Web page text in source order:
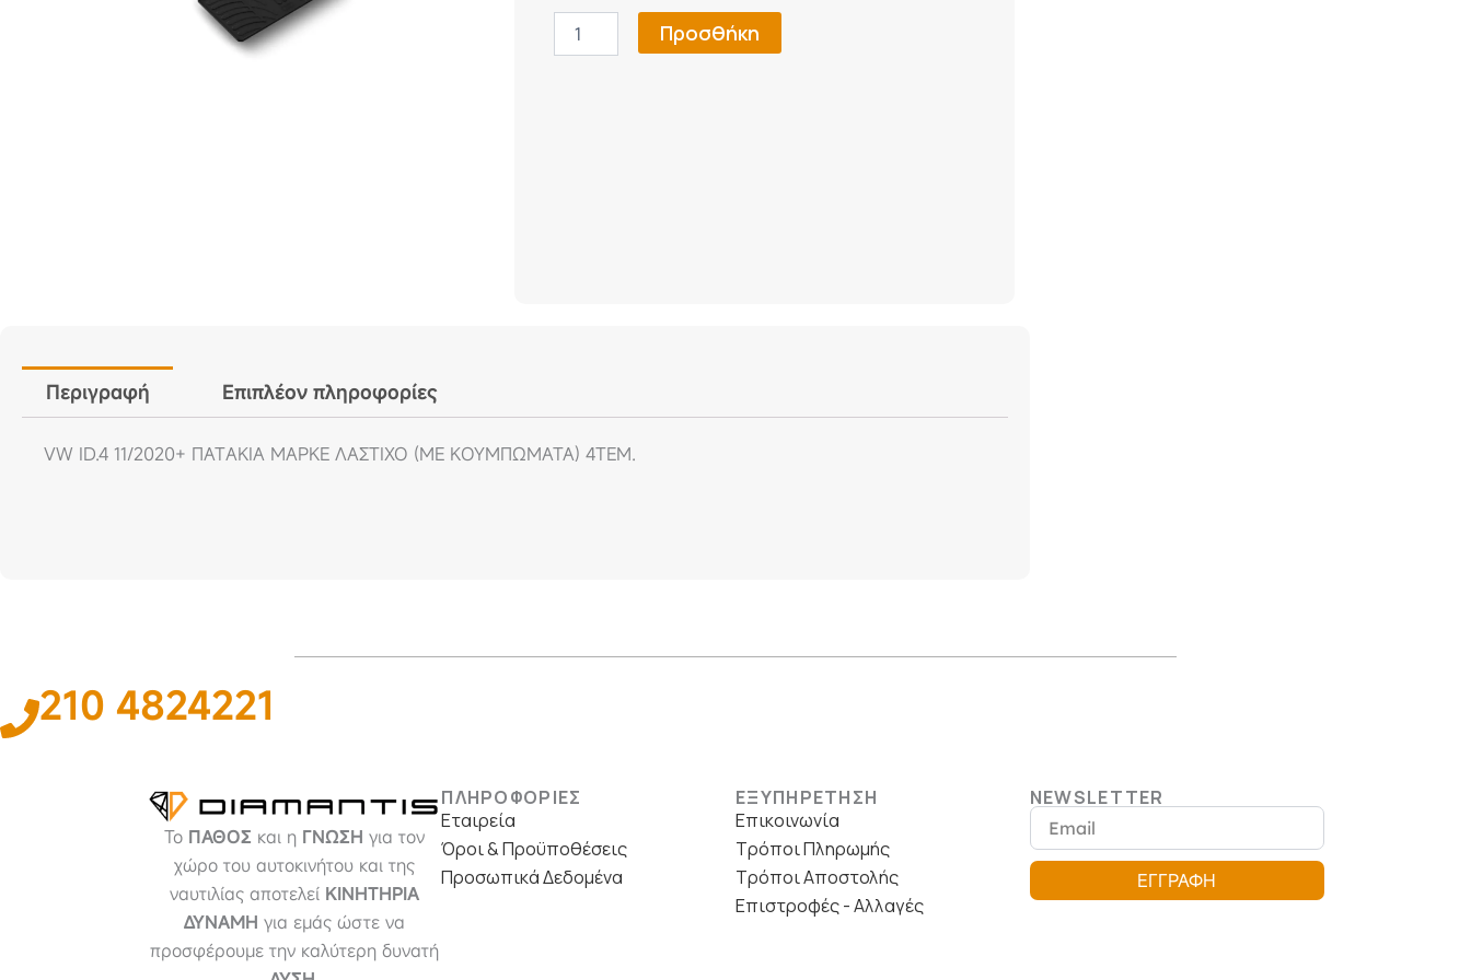
2020+
Προσθήκη
Περιγραφή Επιπλέον πληροφορίες
VW ID.4 11/2020+ ΠΑΤAKIA ΜΑΡΚE ΛΑΣΤΙΧΟ (ΜΕ ΚΟΥΜΠΩΜΑΤΑ) 4ΤΕΜ.
210 4824221
Το ΠΑΘΟΣ και η ΓΝΩΣΗ για τον
χώρο του αυτοκινήτου και της
ναυτιλίας αποτελεί ΚΙΝΗΤΗΡΙΑ
ΔΥΝΑΜΗ για εμάς ώστε να
προσφέρουμε την καλύτερη δυνατή
ΠΛΗΡΟΦΟΡΙΕΣ
Εταιρεία
Όροι & Προϋποθέσεις
Προσωπικά Δεδομένα
ΕΞΥΠΗΡΕΤΗΣΗ
Επικοινωνία
Τρόποι Πληρωμής
Τρόποι Αποστολής
Επιστροφές - Αλλαγές
NEWSLETTER
Email
ΕΓΓΡΑΦΗ